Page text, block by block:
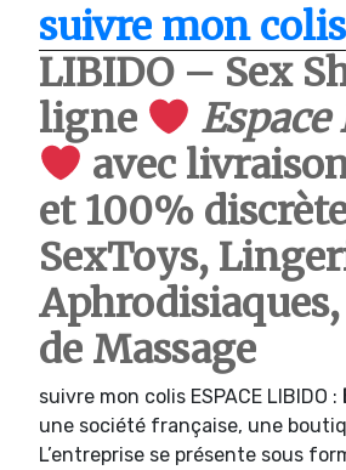
suivre mon colis
LIBIDO – Sex
ligne
avec
et 100%
SexToys,
de Massage
suivre mon colis ESPACE LIBIDO :
une société française, une
L’entreprise se présente sous